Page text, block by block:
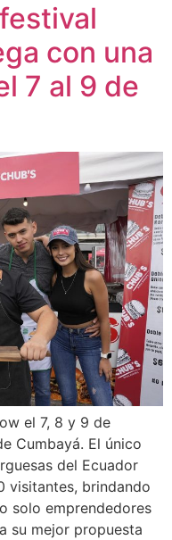
con una
7 al 9 de
el 7, 8 y 9 de
Cumbayá. El único
del Ecuador
visitantes, brindando
solo emprendedores
su mejor propuesta